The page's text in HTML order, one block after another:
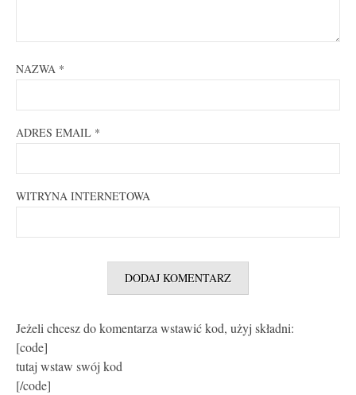
NAZWA *
ADRES EMAIL *
WITRYNA INTERNETOWA
Jeżeli chcesz do komentarza wstawić kod, użyj składni:
[code]
tutaj wstaw swój kod
[/code]